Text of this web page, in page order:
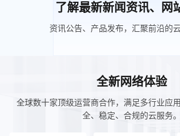
了解最新新闻资讯、网
资讯公告、产品发布，汇聚前沿的
全新网络体验
全球数十家顶级运营商合作，满足多行业应
全、稳定、合规的云服务。